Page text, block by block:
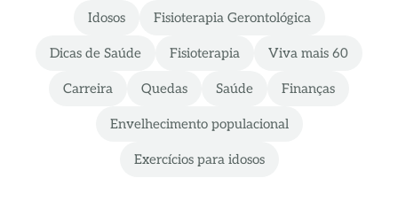
Idosos Fisioterapia Gerontológica
Dicas de Saúde Fisioterapia Viva mais 60
Carreira Quedas Saúde Finanças
Envelhecimento populacional
Exercícios para idosos